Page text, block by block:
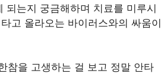
되는지 궁금해하며 치료를 미루시
고 올라오는 바이러스와의 싸움이
참을 고생하는 걸 보고 정말 안타